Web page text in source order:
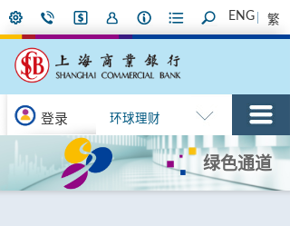
ENG 繁
登录 环球理财
绿色通道